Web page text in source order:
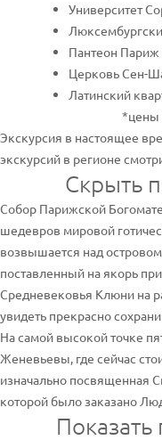
Университет
Пантеон Париж
Церковь Сен-
Латинский
*цены
Экскурсия в настоящее
экскурсий в регионе
Скрыть
Собор Парижской
шедевров мировой
возвышается над
поставленный на якорь
Средневековья Клюни на
увидеть прекрасно
На самой высокой точке
Женевьевы, где сейчас
изначально посвященная
которой было заказано